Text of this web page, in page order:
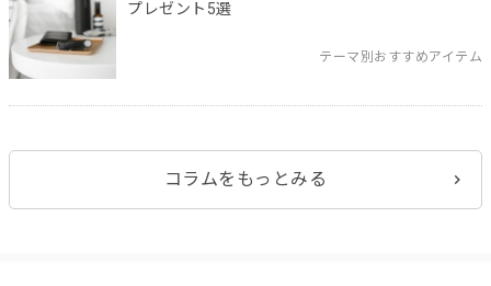
プレゼント5選
テーマ別おすすめアイテム
コラムをもっとみる